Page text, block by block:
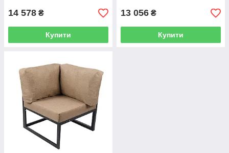
14 578 ₴
Купити
13 056 ₴
Купити